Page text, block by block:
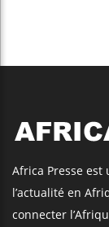
Africa Presse
l’actualité en
connecter